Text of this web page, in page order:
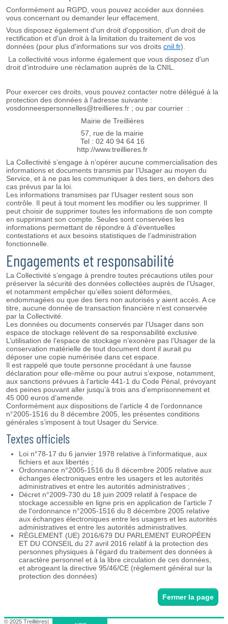
Conformément au RGPD, vous pouvez accéder aux données
vous concernant ou demander leur effacement.
Vous disposez également d'un droit d'opposition, d'un droit de
rectification et d'un droit à la limitation du traitement de vos
données (pour plus d'informations sur vos droits cnil.fr).
La collectivité vous informe également que vous disposez d'un
droit d'introduire une réclamation auprès de la CNIL.
Pour exercer ces droits, vous pouvez contacter notre délégué à la
protection des données à l'adresse suivante :
vosdonneespersonnelles@treillieres.fr ; ou par courrier :
Mairie de Treillières
57, rue de la mairie
Tel : 02 40 94 64 16
http://www.treillieres.fr
La Collectivité s’engage à n’opérer aucune commercialisation des
informations et documents transmis par l’Usager au moyen du
Service, et à ne pas les communiquer à des tiers, en dehors des
cas prévus par la loi.
Les informations transmises par l’Usager restent sous son
contrôle. Il peut à tout moment les modifier ou les supprimer. Il
peut choisir de supprimer toutes les informations de son compte
en supprimant son compte. Seules sont conservées les
informations permettant de répondre à d’éventuelles
contestations et aux besoins statistiques de l’administration
fonctionnelle.
Engagements et responsabilité
La Collectivité s’engage à prendre toutes précautions utiles pour
préserver la sécurité des données collectées auprès de l’Usager,
et notamment empêcher qu’elles soient déformées,
endommagées ou que des tiers non autorisés y aient accès. A ce
titre, aucune donnée de transaction financière n’est conservée
par la Collectivité.
Les données ou documents conservés par l’Usager dans son
espace de stockage relèvent de sa responsabilité exclusive.
L’utilisation de l’espace de stockage n’exonère pas l’Usager de la
conservation matérielle de tout document dont il aurait pu
déposer une copie numérisée dans cet espace.
Il est rappelé que toute personne procédant à une fausse
déclaration pour elle-même ou pour autrui s’expose, notamment,
aux sanctions prévues à l’article 441-1 du Code Pénal, prévoyant
des peines pouvant aller jusqu’à trois ans d’emprisonnement et
45 000 euros d’amende.
Conformément aux dispositions de l’article 4 de l’ordonnance
n°2005-1516 du 8 décembre 2005, les présentes conditions
générales s’imposent à tout Usager du Service.
Textes officiels
Loi n°78-17 du 6 janvier 1978 relative à l’informatique, aux
fichiers et aux libertés ;
Ordonnance n°2005-1516 du 8 décembre 2005 relative aux
échanges électroniques entre les usagers et les autorités
administratives et entre les autorités administratives ;
Décret n°2009-730 du 18 juin 2009 relatif à l'espace de
stockage accessible en ligne pris en application de l'article 7
de l'ordonnance n°2005-1516 du 8 décembre 2005 relative
aux échanges électroniques entre les usagers et les autorités
administratives et entre les autorités administratives.
RÈGLEMENT (UE) 2016/679 DU PARLEMENT EUROPÉEN
ET DU CONSEIL du 27 avril 2016 relatif à la protection des
personnes physiques à l'égard du traitement des données à
caractère personnel et à la libre circulation de ces données,
et abrogeant la directive 95/46/CE (règlement général sur la
protection des données)
Fermer la page
© 2025 Treillières|